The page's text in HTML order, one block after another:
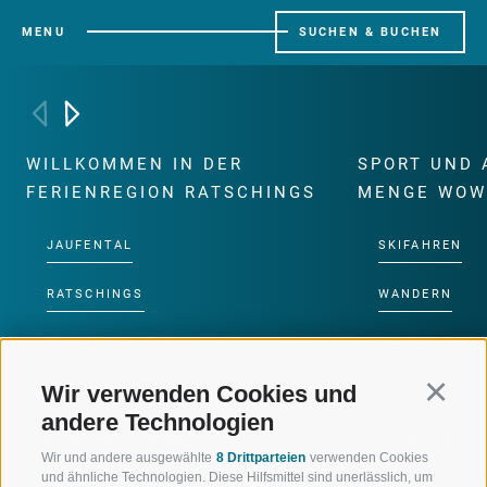
Wir verwenden Cookies und
andere Technologien
Wir und andere ausgewählte 8 Drittparteien verwenden Cookies
und ähnliche Technologien. Diese Hilfsmittel sind unerlässlich, um
MENU SUCHEN & BUCHEN
WILLKOMMEN IN DER
FERIENREGION RATSCHINGS
JAUFENTAL
RATSCHINGS
RIDNAUNTAL
BERGBAHNEN
SKISCHULE RATSCHINGS
SPORT UND
MENGE
SKIFAHREN
WANDERN
HOCHALPINE